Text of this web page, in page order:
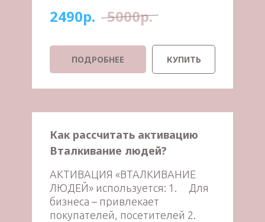
2490р. 5000р.
ПОДРОБНЕЕ КУПИТЬ
Как рассчитать активацию
Вталкивание людей?
АКТИВАЦИЯ «ВТАЛКИВАНИЕ
ЛЮДЕЙ» используется: 1. Для
бизнеса – привлекает
покупателей, посетителей 2.